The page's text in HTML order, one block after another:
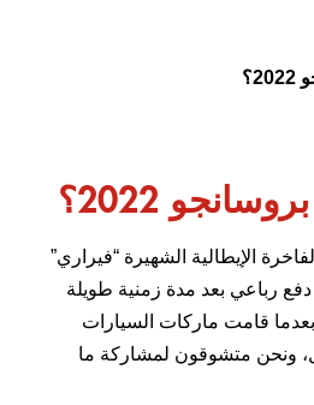
2022؟
الإيطالية الشهيرة “فيراري”
دفع رباعي بعد مدة زمنية طويلة
تقريبًا بعدما قامت ماركات السيارات
ونحن متشوقون لمشاركة ما